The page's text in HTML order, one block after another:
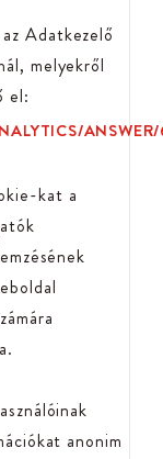
Adatkezelő
melyekről
el:
kat a
anonim